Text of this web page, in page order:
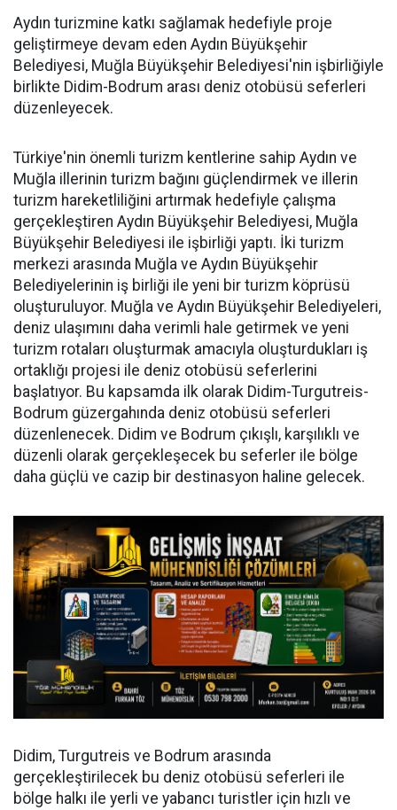
Aydın turizmine katkı sağlamak hedefiyle proje
geliştirmeye devam eden Aydın Büyükşehir
Belediyesi, Muğla Büyükşehir Belediyesi'nin işbirliğiyle
birlikte Didim-Bodrum arası deniz otobüsü seferleri
düzenleyecek.
Türkiye'nin önemli turizm kentlerine sahip Aydın ve
Muğla illerinin turizm bağını güçlendirmek ve illerin
turizm hareketliliğini artırmak hedefiyle çalışma
gerçekleştiren Aydın Büyükşehir Belediyesi, Muğla
Büyükşehir Belediyesi ile işbirliği yaptı. İki turizm
merkezi arasında Muğla ve Aydın Büyükşehir
Belediyelerinin iş birliği ile yeni bir turizm köprüsü
oluşturuluyor. Muğla ve Aydın Büyükşehir Belediyeleri,
deniz ulaşımını daha verimli hale getirmek ve yeni
turizm rotaları oluşturmak amacıyla oluşturdukları iş
ortaklığı projesi ile deniz otobüsü seferlerini
başlatıyor. Bu kapsamda ilk olarak Didim-Turgutreis-
Bodrum güzergahında deniz otobüsü seferleri
düzenlenecek. Didim ve Bodrum çıkışlı, karşılıklı ve
düzenli olarak gerçekleşecek bu seferler ile bölge
daha güçlü ve cazip bir destinasyon haline gelecek.
Didim, Turgutreis ve Bodrum arasında
gerçekleştirilecek bu deniz otobüsü seferleri ile
bölge halkı ile yerli ve yabancı turistler için hızlı ve